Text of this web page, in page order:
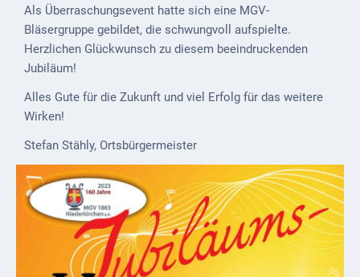
Abfallentsorgung
Energieversorgung
Telekommunikation
Mobilität
Wasser-
und
Abwasser
Defibrillatoren
Als Überraschungsevent hatte sich eine MGV-
Bläsergruppe gebildet, die schwungvoll aufspielte.
Herzlichen Glückwunsch zu diesem beeindruckenden
Jubiläum!
Alles Gute für die Zukunft und viel Erfolg für das weitere
Wirken!
Stefan Stähly, Ortsbürgermeister